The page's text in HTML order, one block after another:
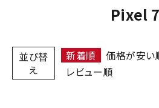
Pixel 7
並び替
え
新着順 価格が安い
レビュー順